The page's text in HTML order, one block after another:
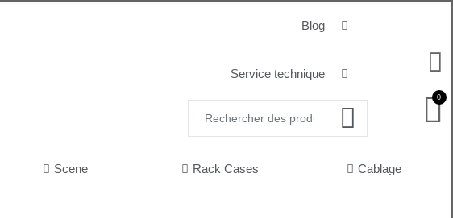
Blog
Service technique
0
Scene Rack Cases Cablage